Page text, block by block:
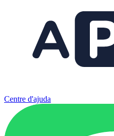
Centre d'ajuda